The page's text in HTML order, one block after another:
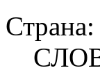
Страна: